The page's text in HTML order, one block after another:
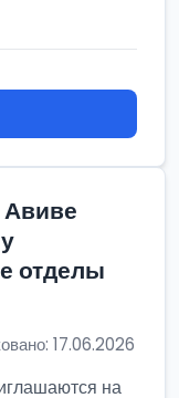
отделы
17.06.2026
на